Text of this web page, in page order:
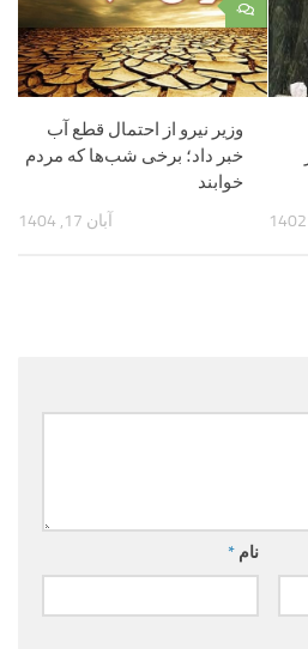
۰
وزیر نیرو از احتمال قطع آب
خبر داد؛ برخی شب‌ها که مردم
خوابند
آبان 17, 1404
نام *